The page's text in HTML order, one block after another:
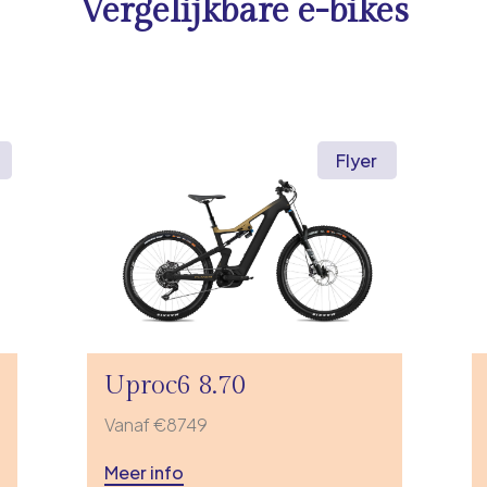
Vergelijkbare e-bikes
Flyer
Uproc6 8.70
Vanaf €8749
Meer info